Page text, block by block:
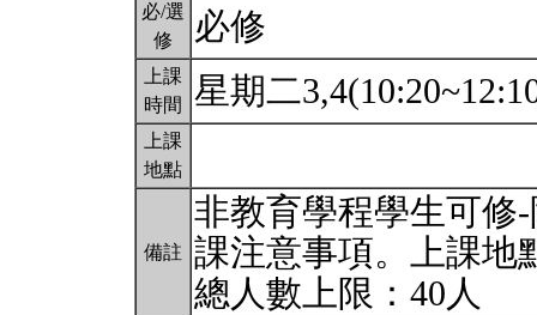
必/選
修
必修
上課
時間
星期二
上課
地點
備註
非教育學程學生可修
課注意事項。上課地
總人數上限：40人